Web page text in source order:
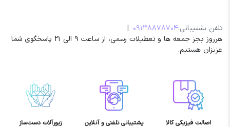
تلفن پشتیبانی:09138878704
|
هرروز بجز جمعه ها و تعطیلات رسمی، از ساعت 9 الی 21 پاسخگوی شما
عزیزان هستیم.
اصالت فیزیکی کالا پشتیبانی تلفنی و آنلاین زیورآلات دست‌ساز